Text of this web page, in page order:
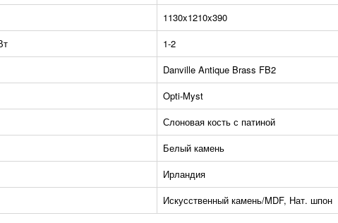
1130x1210x390
1-2
Danville Antique Brass FB2
Opti-Myst
Слоновая кость с патиной
Белый камень
Ирландия
Искусственный камень/MDF, Нат. шпон